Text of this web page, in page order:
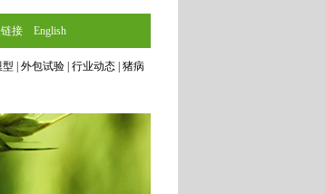
接 English
型 外包试验 行业动态 猪病